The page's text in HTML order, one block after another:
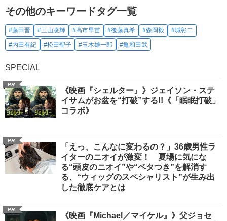
その他のキーワードタグ一覧
#藤田晋 #三山凌輝 #高市早苗 #後藤真希 #森岡毅
#城彰二
#内田有紀
#松田聖子 #玉木雄一郎 #亀和田武
SPECIAL
PR
《映画『シェルター』》ジェイソン・ステ
イサムがお盆を“打破”する!!《「眠眠打破」
コラボ》
PR
「えっ、こんなに変わるの？」36歳男性ラ
イターのニオイが激変！ 夏場に気にな
る“頭皮のニオイ”や“ベタつき”を解消す
る、“ウィッグのスペシャリスト”が生み出
した徹底ケアとは
PR
《映画『Michael／マイケル』》父ジョセ